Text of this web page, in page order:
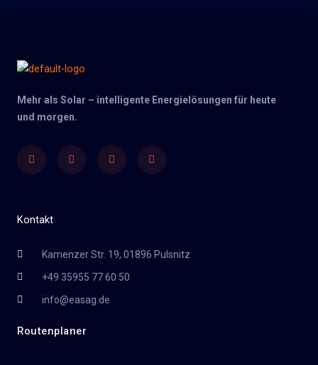
Mehr als Solar – intelligente Energielösungen für heute
und morgen.
FacebookTwitter YoutubeInstagram
Kontakt
Kamenzer Str. 19, 01896 Pulsnitz
+49 35955 77 60 50
info@easag.de
Routenplaner